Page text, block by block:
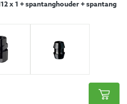
x 1 + spantanghouder + spantang